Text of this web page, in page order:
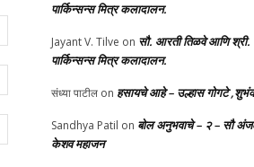
Website:
पार्किन्सन्स मित्र कलादालन.
Jayant V. Tilve on सौ. आरती तिळवे आणि
पार्किन्सन्स मित्र कलादालन.
संध्या पाटील on हसायचे आहे – उल्हास गोगटे
Sandhya Patil on बोल अनुभवाचे – २ – सौ
केशव महाजन